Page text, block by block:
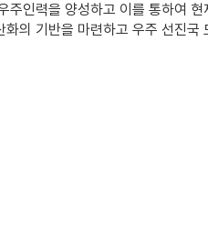
주인력을 양성하고 이를 통하여
화의 기반을 마련하고 우주 선진국